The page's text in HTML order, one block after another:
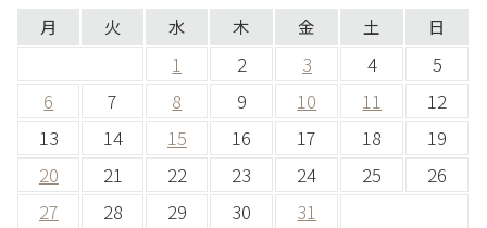
月 火 水 木 金 土 日
1 2 3 4
5
6
7 8 9 10 11
12
13
14 15 16 17 18
19
20
21 22 23 24 25
26
27
28 29 30 31